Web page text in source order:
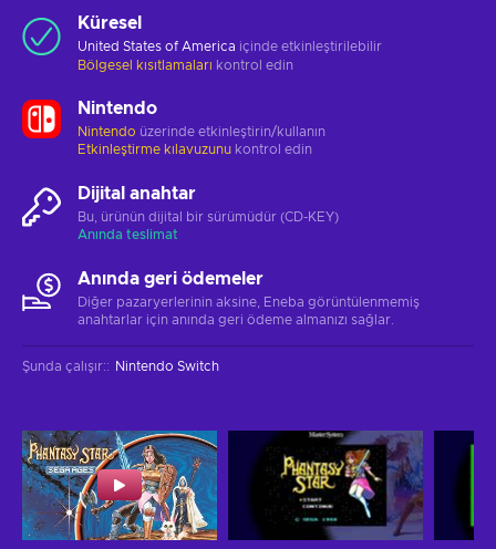
Küresel
United States of America içinde etkinleştirilebilir
Bölgesel kısıtlamaları kontrol edin
Nintendo
Nintendo üzerinde etkinleştirin/kullanın
Etkinleştirme kılavuzunu kontrol edin
Dijital anahtar
Bu, ürünün dijital bir sürümüdür (CD-KEY)
Anında teslimat
Anında geri ödemeler
Diğer pazaryerlerinin aksine, Eneba görüntülenmemiş
anahtarlar için anında geri ödeme almanızı sağlar.
Şunda çalışır:: Nintendo Switch